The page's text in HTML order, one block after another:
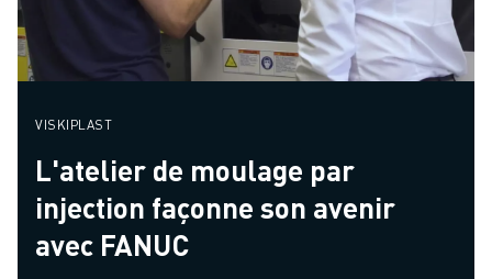
VISKIPLAST
L'atelier de moulage par
injection façonne son avenir
avec FANUC